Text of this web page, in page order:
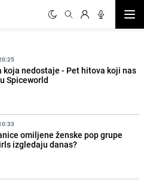
koja nedostaje - Pet hitova koji nas
Spiceworld
omiljene ženske pop grupe
izgledaju danas?